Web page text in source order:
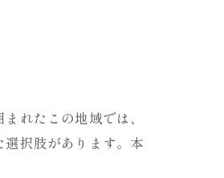
れたこの地域では、
択肢があります。本